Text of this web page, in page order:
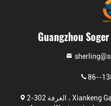
Guangzhou
86--
الغرفة 302-2 ، Xiankeng Garden Mall ، رقم 351 ، Xiangxue